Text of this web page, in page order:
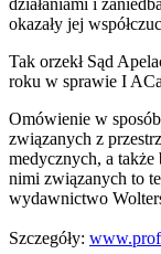
działaniami i
okazały jej
Tak orzekł Sąd
roku w sprawie I
Omówienie w
związanych z
medycznych, a także
nimi związanych to
wydawnictwo
Szczegóły: